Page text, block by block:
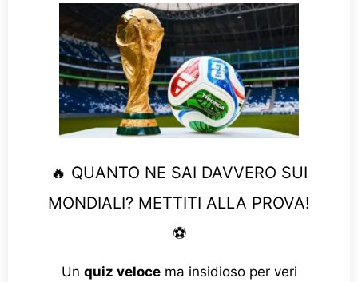
🔥 QUANTO NE SAI DAVVERO SUI
MONDIALI? METTITI ALLA PROVA!
⚽
Un quiz velocema insidioso per veri